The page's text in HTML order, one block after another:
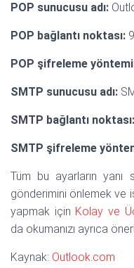
POP sunucusu adı:
POP bağlantı noktası:
POP şifreleme
SMTP sunucusu adı:
SMTP bağlantı noktası:
SMTP şifreleme
Tüm bu ayarların yanı
gönderimini önlemek ve
yapmak için Kolay ve
da okumanızı ayrıca
Kaynak: Outlook.com